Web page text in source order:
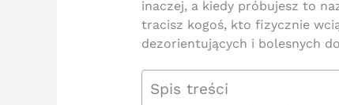
inaczej, a kiedy próbujesz to
tracisz kogoś, kto fizycznie
dezorientujących i bolesnych
Spis treści